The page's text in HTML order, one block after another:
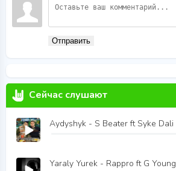
Отправить
Сейчас слушают
Aydyshyk - S Beater ft Syke Dali
Yaraly Yurek - Rappro ft G Young